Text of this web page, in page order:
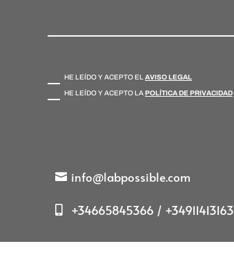
HE LEÍDO Y ACEPTO EL AVISO LEGAL
HE LEÍDO Y ACEPTO LAPOLÍTICA DE PRIVACIDAD
info@labpossible.com
+34665845366 / +34911413163